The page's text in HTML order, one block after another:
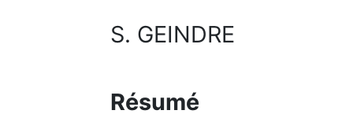
S. GEINDRE
Résumé